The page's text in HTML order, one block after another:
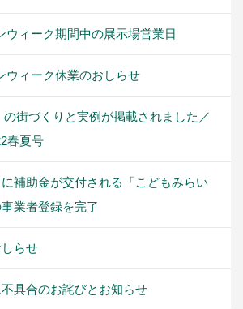
ウィーク期間中の展示場営業日
ウィーク休業のおしらせ
の街づくりと実例が掲載されました／
春夏号
補助金が交付される「こどもみらい
業者登録を完了
らせ
具合のお詫びとお知らせ